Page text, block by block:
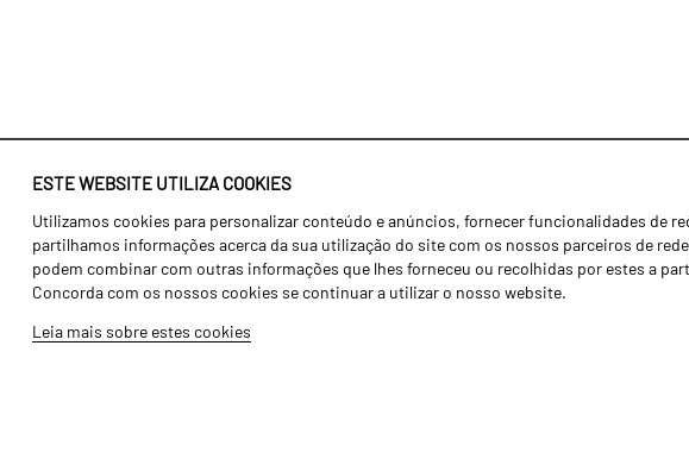
ESTE WEBSITE UTILIZA COOKIES
Utilizamos cookies para personalizar conteúdo e anúncios, fornecer funcionalidades de
partilhamos informações acerca da sua utilização do site com os nossos parceiros de
podem combinar com outras informações que lhes forneceu ou recolhidas por estes a
Concorda com os nossos cookies se continuar a utilizar o nosso website.
Leia mais sobre estes cookies
Identidade
História
Fábrica / Produção
Recursos Humanos
Agricultura
Transportes
Gama Floresta